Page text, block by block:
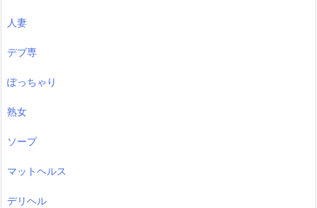
人妻
デブ専
ぽっちゃり
熟女
ソープ
マットヘルス
デリヘル